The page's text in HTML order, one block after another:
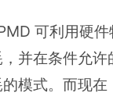
可利用硬
并在条件允
模式。而现